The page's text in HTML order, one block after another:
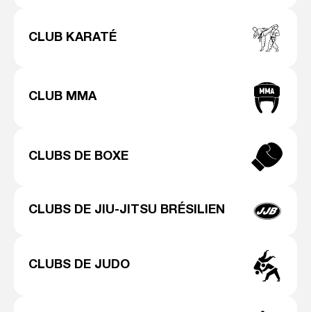
CLUB KARATÉ
CLUB MMA
CLUBS DE BOXE
CLUBS DE JIU-JITSU BRÉSILIEN
CLUBS DE JUDO